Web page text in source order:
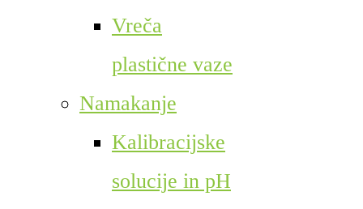
Vreča
plastične vaze
Namakanje
Kalibracijske
solucije in pH